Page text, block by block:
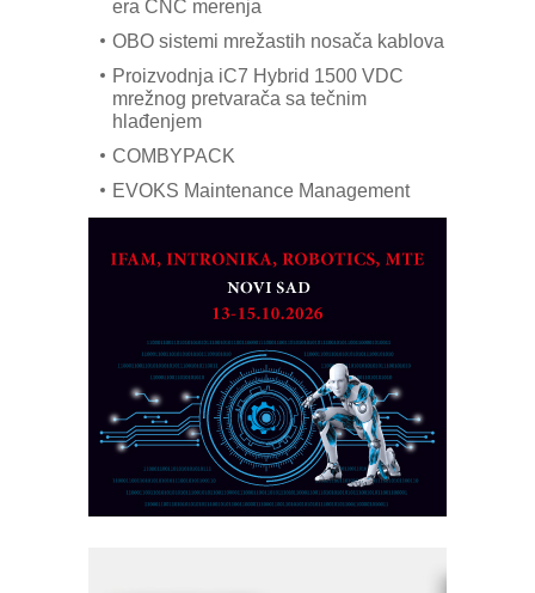
era CNC merenja
OBO sistemi mrežastih nosača kablova
Proizvodnja iC7 Hybrid 1500 VDC
mrežnog pretvarača sa tečnim
hlađenjem
COMBYPACK
EVOKS Maintenance Management
na viši nivo
Detekcija različitih oblika
MAREX - Lim i mašine za savremena
rešenja
Marcom-plast d.o.o.- vaš pouzdan
partner
CTO - Prilagodite svoju toplinsku
obradu!
Razvoj asortimanskog pravca MINI-
PLC AKYTEC